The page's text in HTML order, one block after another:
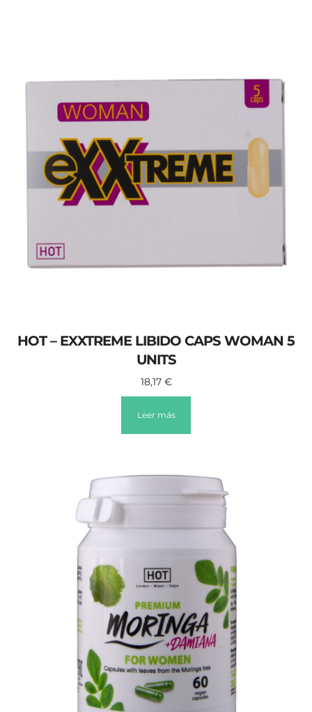
HOT – EXXTREME LIBIDO CAPS WOMAN 5
UNITS
18,17 €
Leer más